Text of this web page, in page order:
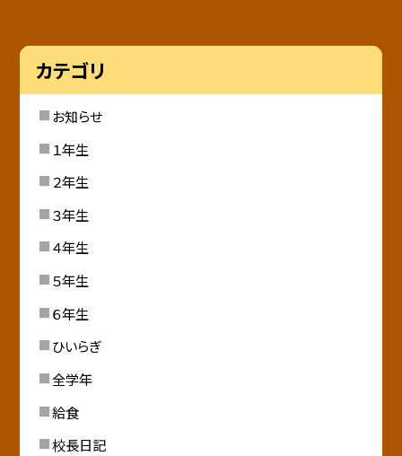
カテゴリ
お知らせ
１年生
２年生
３年生
４年生
５年生
６年生
ひいらぎ
全学年
給食
校長日記